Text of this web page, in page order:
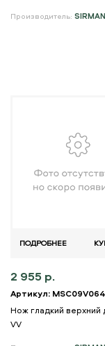
Производитель: SIRMAN
ПОДРОБНЕЕ
2 955 р.
Артикул: MSC09V064
Нож гладкий верхний
VV